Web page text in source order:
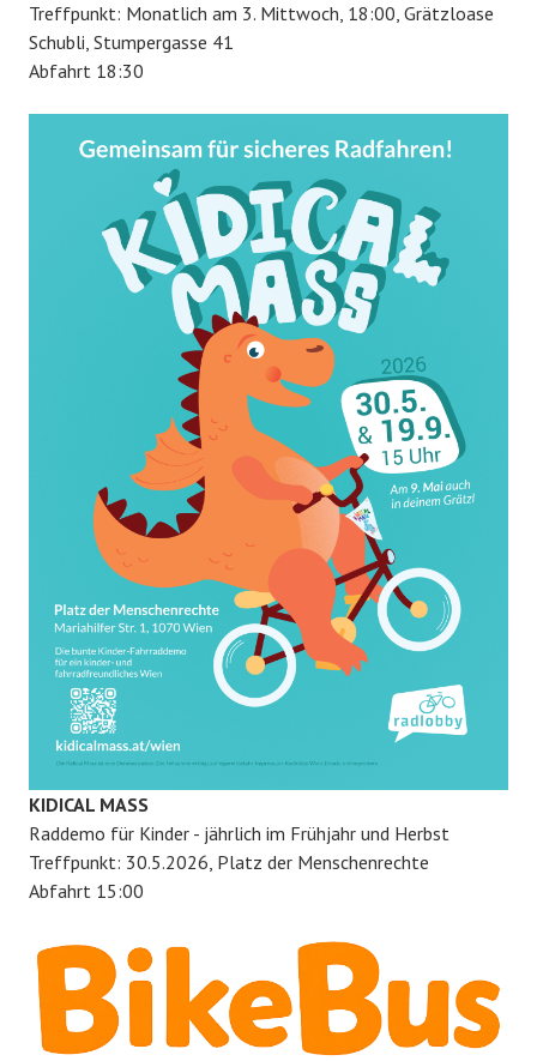
Treffpunkt: Monatlich am 3. Mittwoch, 18:00, Grätzloase
Schubli, Stumpergasse 41
Abfahrt 18:30
KIDICAL MASS
Raddemo für Kinder - jährlich im Frühjahr und Herbst
Treffpunkt: 30.5.2026, Platz der Menschenrechte
Abfahrt 15:00